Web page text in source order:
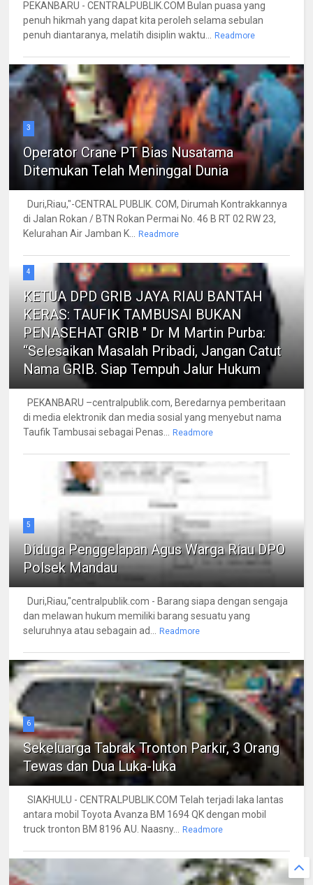
PEKANBARU - CENTRALPUBLIK.COM Bulan puasa yang
penuh hikmah yang dapat kita peroleh selama sebulan
penuh diantaranya, melatih disiplin waktu...
Readmore
3
Operator Crane PT Bias Nusatama
Ditemukan Telah Meninggal Dunia
Duri,Riau,"-CENTRAL PUBLIK. COM, Dirumah Kontrakkannya
di Jalan Rokan / BTN Rokan Permai No. 46 B RT 02 RW 23,
Kelurahan Air Jamban K...
Readmore
4
KETUA DPD GRIB JAYA RIAU BANTAH
KERAS: TAUFIK TAMBUSAI BUKAN
PENASEHAT GRIB " Dr M Martin Purba:
“Selesaikan Masalah Pribadi, Jangan Catut
Nama GRIB. Siap Tempuh Jalur Hukum
PEKANBARU –centralpublik.com, Beredarnya pemberitaan
di media elektronik dan media sosial yang menyebut nama
Taufik Tambusai sebagai Penas...
Readmore
5
Diduga Penggelapan Agus Warga Riau DPO
Polsek Mandau
Duri,Riau,"centralpublik.com - Barang siapa dengan sengaja
dan melawan hukum memiliki barang sesuatu yang
seluruhnya atau sebagain ad...
Readmore
6
Sekeluarga Tabrak Tronton Parkir, 3 Orang
Tewas dan Dua Luka-luka
SIAKHULU - CENTRALPUBLIK.COM Telah terjadi laka lantas
antara mobil Toyota Avanza BM 1694 QK dengan mobil
truck tronton BM 8196 AU. Naasny...
Readmore